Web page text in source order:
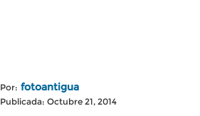
Por: fotoantigua
Publicada: Octubre 21, 2014